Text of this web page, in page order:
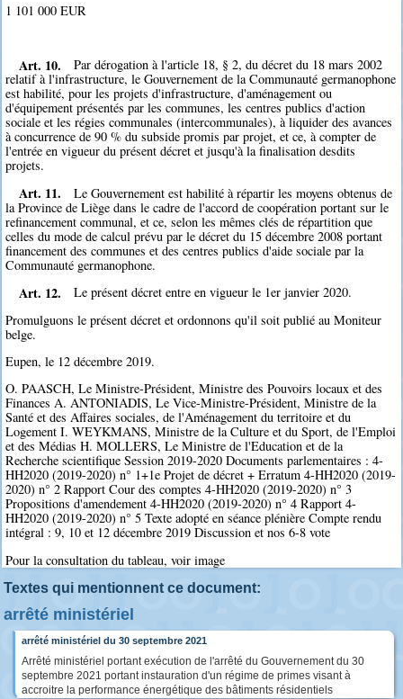
1 101 000 EUR
Art. 10.
Par dérogation à l'article 18, § 2, du décret du 18 mars 2002
relatif à l'infrastructure, le Gouvernement de la Communauté germanophone
est habilité, pour les projets d'infrastructure, d'aménagement ou
d'équipement présentés par les communes, les centres publics d'action
sociale et les régies communales (intercommunales), à liquider des avances
à concurrence de 90 % du subside promis par projet, et ce, à compter de
l'entrée en vigueur du présent décret et jusqu'à la finalisation desdits
projets.
Art. 11.
Le Gouvernement est habilité à répartir les moyens obtenus de
la Province de Liège dans le cadre de l'accord de coopération portant sur le
refinancement communal, et ce, selon les mêmes clés de répartition que
celles du mode de calcul prévu par le décret du 15 décembre 2008 portant
financement des communes et des centres publics d'aide sociale par la
Communauté germanophone.
Art. 12.
Le présent décret entre en vigueur le 1er janvier 2020.
Promulguons le présent décret et ordonnons qu'il soit publié au Moniteur
belge.
Eupen, le 12 décembre 2019.
O. PAASCH, Le Ministre-Président, Ministre des Pouvoirs locaux et des
Finances A. ANTONIADIS, Le Vice-Ministre-Président, Ministre de la
Santé et des Affaires sociales, de l'Aménagement du territoire et du
Logement I. WEYKMANS, Ministre de la Culture et du Sport, de l'Emploi
et des Médias H. MOLLERS, Le Ministre de l'Education et de la
Recherche scientifique Session 2019-2020 Documents parlementaires : 4-
HH2020 (2019-2020) n° 1+1e Projet de décret + Erratum 4-HH2020 (2019-
2020) n° 2 Rapport Cour des comptes 4-HH2020 (2019-2020) n° 3
Propositions d'amendement 4-HH2020 (2019-2020) n° 4 Rapport 4-
HH2020 (2019-2020) n° 5 Texte adopté en séance plénière Compte rendu
intégral : 9, 10 et 12 décembre 2019 Discussion et nos 6-8 vote
Pour la consultation du tableau, voir image
Textes qui mentionnent ce document:
arrêté ministériel
arrêté ministériel du 30 septembre 2021
Arrêté ministériel portant exécution de l'arrêté du Gouvernement du 30
septembre 2021 portant instauration d'un régime de primes visant à
accroitre la performance énergétique des bâtiments résidentiels